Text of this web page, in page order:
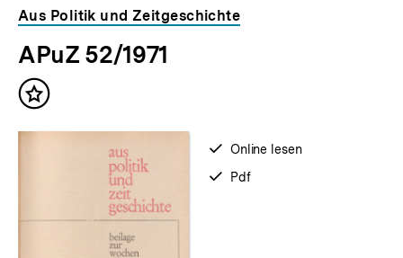
Inhaltskarousell
für
weitere
Inhalte
Inhaltskarussell
überspringen
Aus Politik und Zeitgeschichte
APuZ 52/1971
Inhalt
verfügbar
Online lesen
verfügbar
Pdf